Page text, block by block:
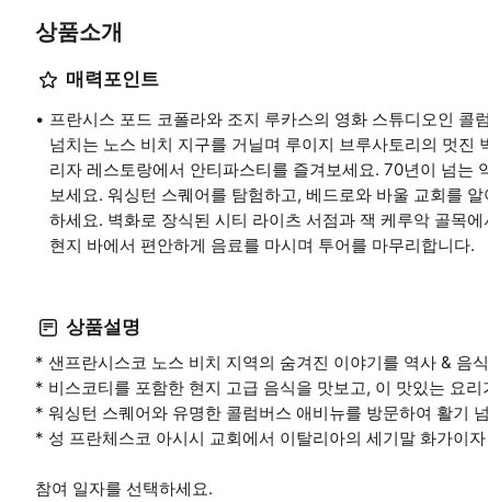
상품소개
매력포인트
프란시스 포드 코폴라와 조지 루카스의 영화 스튜디오인
넘치는 노스 비치 지구를 거닐며 루이지 브루사토리의 멋
리자 레스토랑에서 안티파스티를 즐겨보세요. 70년이 넘는
보세요. 워싱턴 스퀘어를 탐험하고, 베드로와 바울 교회를
하세요. 벽화로 장식된 시티 라이츠 서점과 잭 케루악 골목
현지 바에서 편안하게 음료를 마시며 투어를 마무리합니다.
상품설명
* 샌프란시스코 노스 비치 지역의 숨겨진 이야기를 역사 & 음
* 비스코티를 포함한 현지 고급 음식을 맛보고, 이 맛있는 요
* 워싱턴 스퀘어와 유명한 콜럼버스 애비뉴를 방문하여 활기
* 성 프란체스코 아시시 교회에서 이탈리아의 세기말 화가이
참여 일자를 선택하세요.